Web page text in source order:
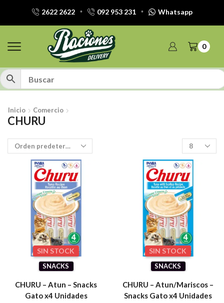
2622 2622 092 953 231 Whatsapp
0
Inicio Comercio
CHURU
Productos
por
pagina
SIN STOCK
SNACKS
CHURU – Atun – Snacks
Gato x4 Unidades
SIN STOCK
SNACKS
CHURU – Atun/Mariscos –
Snacks Gato x4 Unidades